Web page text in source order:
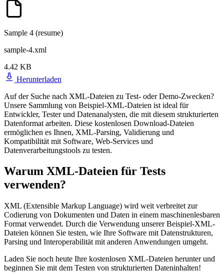
Sample 4 (resume)
sample-4.xml
4.42 KB
Herunterladen
Auf der Suche nach XML-Dateien zu Test- oder Demo-Zwecken?
Unsere Sammlung von Beispiel-XML-Dateien ist ideal für
Entwickler, Tester und Datenanalysten, die mit diesem strukturierten
Datenformat arbeiten. Diese kostenlosen Download-Dateien
ermöglichen es Ihnen, XML-Parsing, Validierung und
Kompatibilität mit Software, Web-Services und
Datenverarbeitungstools zu testen.
Warum XML-Dateien für Tests
verwenden?
XML (Extensible Markup Language) wird weit verbreitet zur
Codierung von Dokumenten und Daten in einem maschinenlesbaren
Format verwendet. Durch die Verwendung unserer Beispiel-XML-
Dateien können Sie testen, wie Ihre Software mit Datenstrukturen,
Parsing und Interoperabilität mit anderen Anwendungen umgeht.
Laden Sie noch heute Ihre kostenlosen XML-Dateien herunter und
beginnen Sie mit dem Testen von strukturierten Dateninhalten!